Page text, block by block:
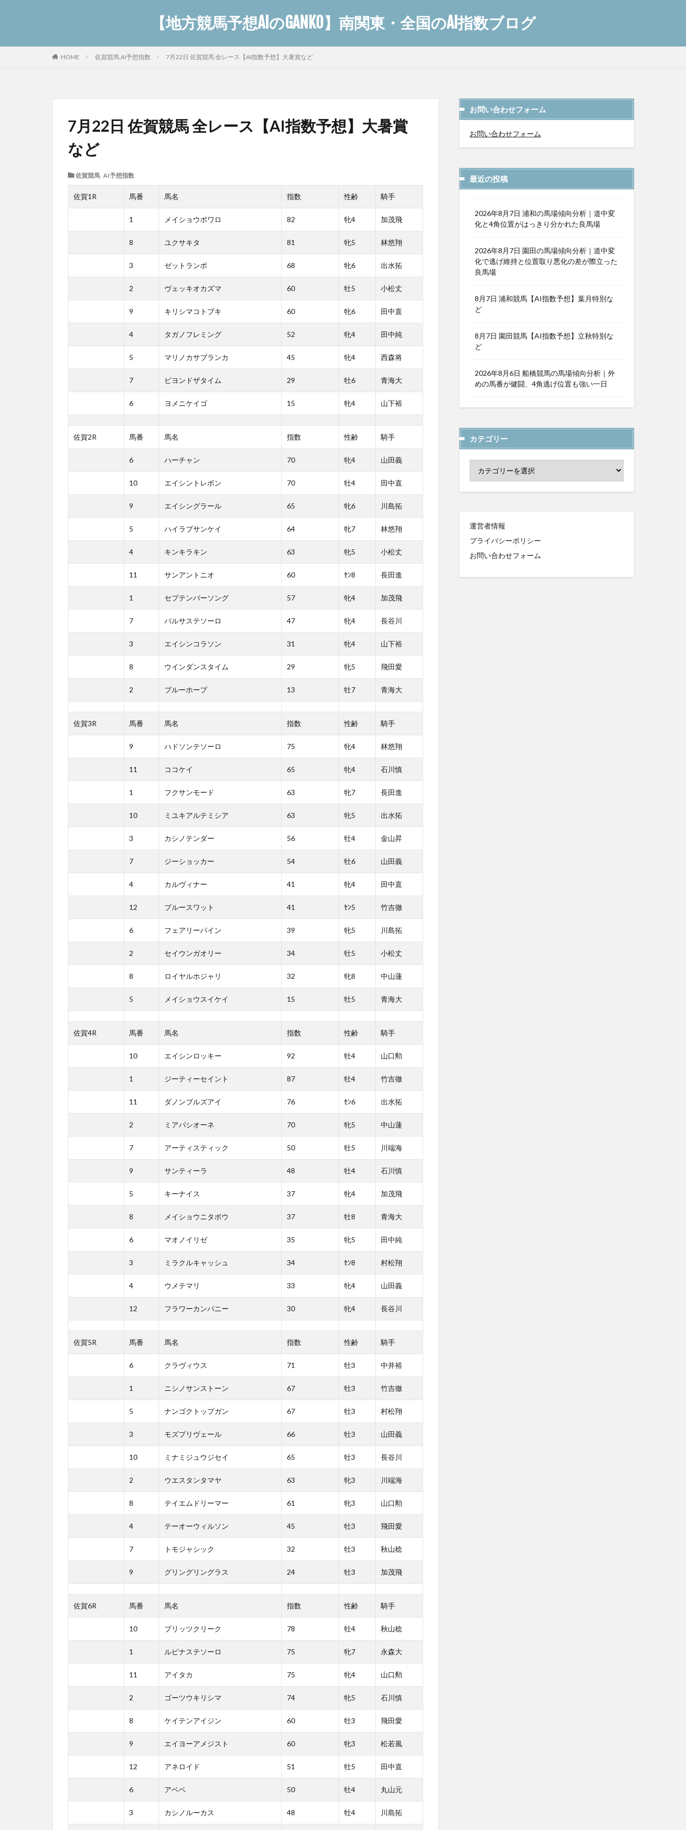
【地方競馬予想AIのGANKO】南関東・全国のAI指数ブログ
HOME 佐賀競馬 AI予想指数 7月22日 佐賀競馬 全レース【AI指数予想】大暑賞など
7月22日 佐賀競馬 全レース【AI指数予想】大暑賞
など
佐賀競馬 AI予想指数
佐賀1R 馬番 馬名 指数 性齢 騎手
1 メイショウポワロ 82 牝4 加茂飛
8 ユクサキタ 81 牝5 林悠翔
3 ゼットランポ 68 牝6 出水拓
2 ヴェッキオカズマ 60 牡5 小松丈
9 キリシマコトブキ 60 牝6 田中直
4 タガノフレミング 52 牝4 田中純
5 マリノカサブランカ 45 牝4 西森将
7 ビヨンドザタイム 29 牡6 青海大
6 ヨメニケイゴ 15 牝4 山下裕
佐賀2R 馬番 馬名 指数 性齢 騎手
6 ハーチャン 70 牝4 山田義
10 エイシントレボン 70 牡4 田中直
9 エイシングラール 65 牝6 川島拓
5 ハイラブサンケイ 64 牝7 林悠翔
4 キンキラキン 63 牝5 小松丈
11 サンアントニオ 60 ｾﾝ8 長田進
1 セプテンバーソング 57 牝4 加茂飛
7 バルサステソーロ 47 牝4 長谷川
3 エイシンコラソン 31 牝4 山下裕
8 ウインダンスタイム 29 牝5 飛田愛
2 ブルーホープ 13 牡7 青海大
佐賀3R 馬番 馬名 指数 性齢 騎手
9 ハドソンテソーロ 75 牝4 林悠翔
11 ココケイ 65 牝4 石川慎
1 フクサンモード 63 牝7 長田進
10 ミユキアルテミシア 63 牝5 出水拓
3 カシノテンダー 56 牡4 金山昇
7 ジーショッカー 54 牡6 山田義
4 カルヴィナー 41 牝4 田中直
12 ブルースワット 41 ｾﾝ5 竹吉徹
6 フェアリーパイン 39 牝5 川島拓
2 セイウンガオリー 34 牡5 小松丈
8 ロイヤルホジャリ 32 牝8 中山蓮
5 メイショウスイケイ 15 牡5 青海大
佐賀4R 馬番 馬名 指数 性齢 騎手
10 エイシンロッキー 92 牡4 山口勲
1 ジーティーセイント 87 牡4 竹吉徹
11 ダノンブルズアイ 76 ｾﾝ6 出水拓
2 ミアパシオーネ 70 牝5 中山蓮
7 アーティスティック 50 牡5 川端海
9 サンティーラ 48 牡4 石川慎
5 キーナイス 37 牝4 加茂飛
8 メイショウニタボウ 37 牡8 青海大
6 マオノイリゼ 35 牝5 田中純
3 ミラクルキャッシュ 34 ｾﾝ8 村松翔
4 ウメテマリ 33 牝4 山田義
12 フラワーカンパニー 30 牝4 長谷川
佐賀5R 馬番 馬名 指数 性齢 騎手
6 クラヴィウス 71 牡3 中井裕
1 ニシノサンストーン 67 牡3 竹吉徹
5 ナンゴクトップガン 67 牡3 村松翔
3 モズプリヴェール 66 牡3 山田義
10 ミナミジュウジセイ 65 牡3 長谷川
2 ウエスタンタマヤ 63 牝3 川端海
8 テイエムドリーマー 61 牝3 山口勲
4 テーオーウィルソン 45 牡3 飛田愛
7 トモジャシック 32 牡3 秋山稔
9 グリングリングラス 24 牡3 加茂飛
佐賀6R 馬番 馬名 指数 性齢 騎手
10 ブリッツクリーク 78 牡4 秋山稔
1 ルピナステソーロ 75 牝7 永森大
11 アイタカ 75 牝4 山口勲
2 ゴーツウキリシマ 74 牝5 石川慎
8 ケイテンアイジン 60 牡3 飛田愛
9 エイヨーアメジスト 60 牝3 松若風
12 アネロイド 51 牡5 田中直
6 アベベ 50 牡4 丸山元
3 カシノルーカス 48 牡4 川島拓
お問い合わせフォーム
お問い合わせフォーム
最近の投稿
2026年8月7日 浦和の馬場傾向分析｜道中変
化と4角位置がはっきり分かれた良馬場
2026年8月7日 園田の馬場傾向分析｜道中変
化で逃げ維持と位置取り悪化の差が際立った
良馬場
8月7日 浦和競馬【AI指数予想】葉月特別な
ど
8月7日 園田競馬【AI指数予想】立秋特別な
ど
2026年8月6日 船橋競馬の馬場傾向分析｜外
めの馬番が健闘、4角逃げ位置も強い一日
カテゴリー
運営者情報
プライバシーポリシー
お問い合わせフォーム